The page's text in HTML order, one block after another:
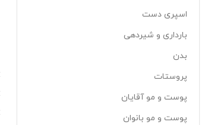
اسپری دست
بارداری و شیردهی
بدن
پروستات
پوست و مو آقایان
پوست و مو بانوان